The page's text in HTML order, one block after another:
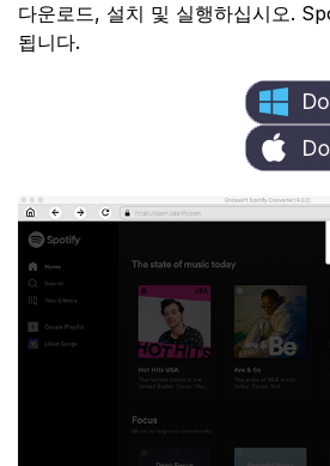
다운로드, 설치 및 실행하십시오.
됩니다.